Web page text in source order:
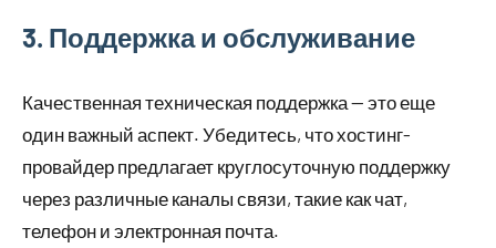
3. Поддержка и обслуживание
Качественная техническая поддержка — это еще
один важный аспект. Убедитесь, что хостинг-
провайдер предлагает круглосуточную поддержку
через различные каналы связи, такие как чат,
телефон и электронная почта.